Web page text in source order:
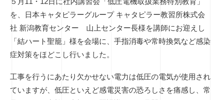
を、日本キャタピラーグループ キャタピラー教習所株式会
社 新潟教育センター 山上センター長様を講師にお迎えし
「結ハート聖籠」様を会場に、手指消毒や常時換気など感染
症対策をほどこし行いました。
工事を行うにあたり欠かせない電力は低圧の電気が使用され
ていますが、低圧といえど感電災害の恐ろしさを痛感し、常